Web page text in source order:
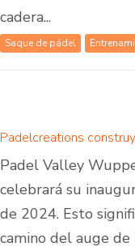
cadera...
Saque de pádel
Padel Valley
celebrará su
de 2024. Esto
camino del auge